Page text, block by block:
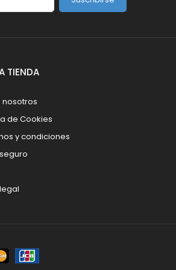
TIENDA
nosotros
de Cookies
y condiciones